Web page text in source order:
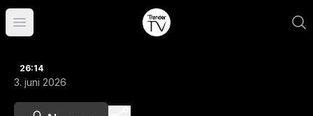
Åpne hovedmeny
26:14
3. juni 2026